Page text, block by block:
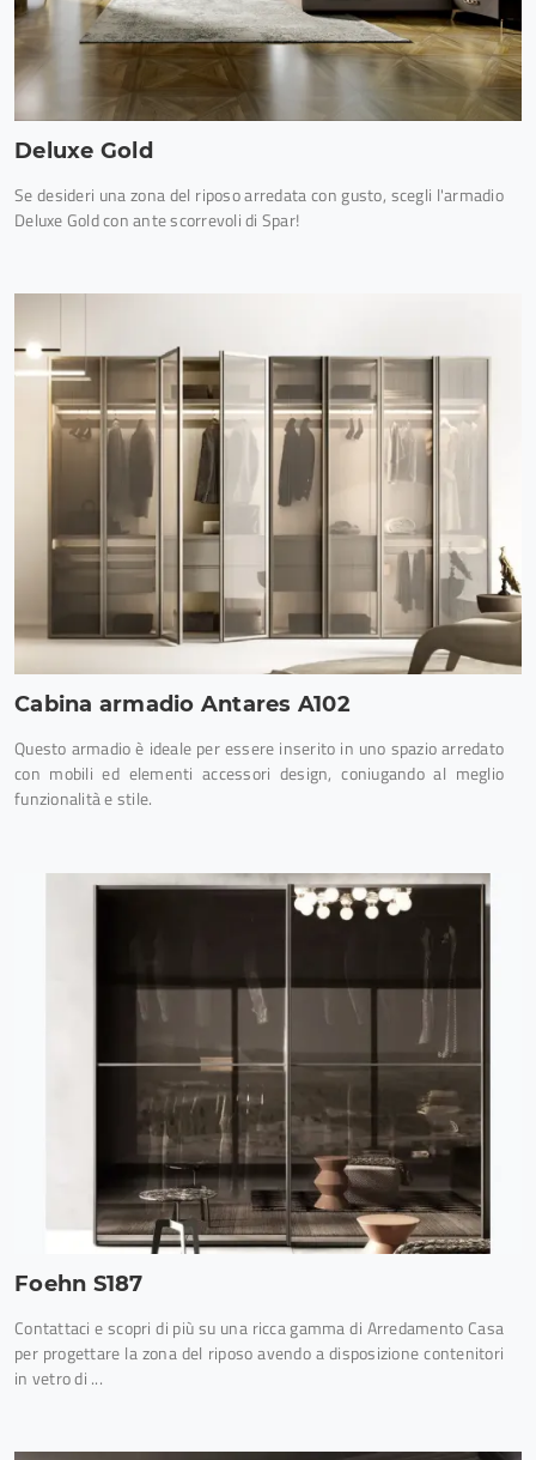
Deluxe Gold
Se desideri una zona del riposo arredata con gusto, scegli l'armadio
Deluxe Gold con ante scorrevoli di Spar!
Cabina armadio Antares A102
Questo armadio è ideale per essere inserito in uno spazio arredato
con mobili ed elementi accessori design, coniugando al meglio
funzionalità e stile.
Foehn S187
Contattaci e scopri di più su una ricca gamma di Arredamento Casa
per progettare la zona del riposo avendo a disposizione contenitori
in vetro di ...